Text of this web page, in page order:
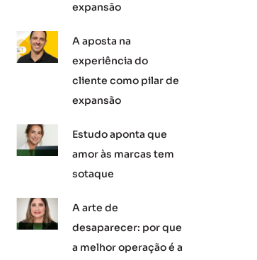
expansão
A aposta na
experiência do
cliente como pilar de
expansão
Estudo aponta que
amor às marcas tem
sotaque
A arte de
desaparecer: por que
a melhor operação é a